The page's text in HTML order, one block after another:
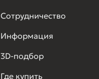
Сотрудничество
Информация
3D-подбор
Где купить